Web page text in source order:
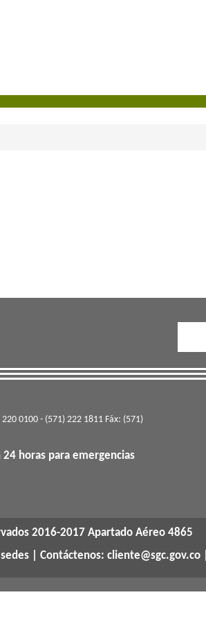
0100 - (571) 222 1811 Fáx: (571)
horas para emergencias
2016-2017 Apartado Aéreo 4865
| Contáctenos: cliente@sgc.gov.co |